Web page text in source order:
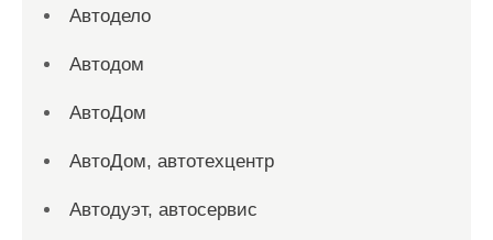
Автодело
Автодом
АвтоДом
АвтоДом, автотехцентр
Автодуэт, автосервис